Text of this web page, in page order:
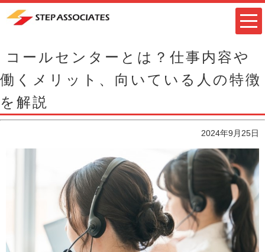
コールセンターとは？仕事内容や
働くメリット、向いている人の特徴
を解説
2024年9月25日